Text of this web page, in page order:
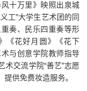
十万里》映照出泉城
工”大学生艺术团的同
奏、民乐四重奏等形
《花好月圆》《花下
与创意学院教师指导
术交流学院“善艺”志愿
供免费妆造服务。